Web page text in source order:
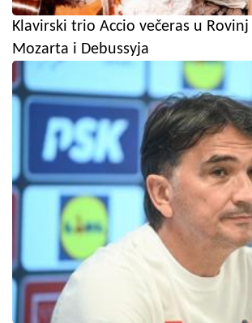
Klavirski trio Accio večeras u
Mozarta i Debussyja